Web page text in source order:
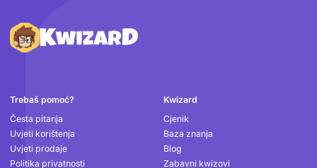
Podnožje
Trebaš pomoć?
Česta pitanja
Uvjeti korištenja
Uvjeti prodaje
Politika privatnosti
Kwizard
Cjenik
Baza znanja
Blog
Zabavni kwizovi